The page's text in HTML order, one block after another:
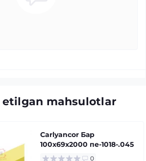
etilgan mahsulotlar
Carlyancor Бар
100x69x2000 пе-1018-.045
0